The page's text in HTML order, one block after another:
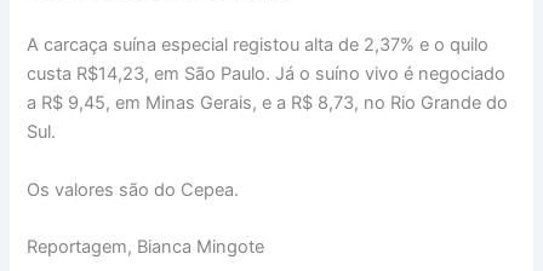
A carcaça suína especial registou alta de 2,37% e o quilo
custa R$14,23, em São Paulo. Já o suíno vivo é negociado
a R$ 9,45, em Minas Gerais, e a R$ 8,73, no Rio Grande do
Sul.
Os valores são do Cepea.
Reportagem, Bianca Mingote